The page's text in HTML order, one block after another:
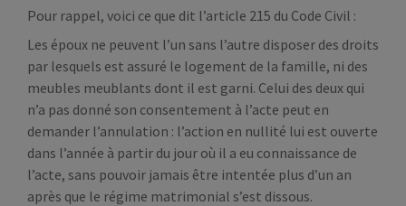
Pour rappel, voici ce que dit l’article 215 du Code Civil :
Les époux ne peuvent l’un sans l’autre disposer des droits
par lesquels est assuré le logement de la famille, ni des
meubles meublants dont il est garni. Celui des deux qui
n’a pas donné son consentement à l’acte peut en
demander l’annulation : l’action en nullité lui est ouverte
dans l’année à partir du jour où il a eu connaissance de
l’acte, sans pouvoir jamais être intentée plus d’un an
après que le régime matrimonial s’est dissous.